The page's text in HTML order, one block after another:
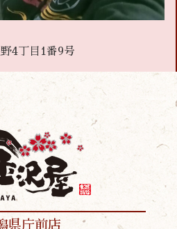
4丁目1番9号
県庁前店